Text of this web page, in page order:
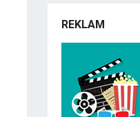
REKLAM